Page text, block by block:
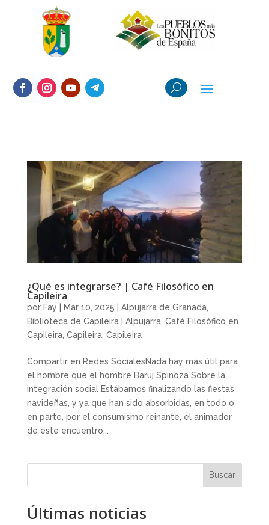
¿Qué es integrarse? | Café Filosófico en
Capileira
por Fay Mar 10, 2025 Alpujarra de Granada,
Biblioteca de Capileira | Alpujarra, Café Filosófico en
Capileira, Capileira, Capileira
Compartir en Redes SocialesNada hay más útil para
el hombre que el hombre Baruj Spinoza Sobre la
integración social Estábamos finalizando las fiestas
navideñas, y ya que han sido absorbidas, en todo o
en parte, por el consumismo reinante, el animador
de este encuentro...
Buscar
Últimas noticias